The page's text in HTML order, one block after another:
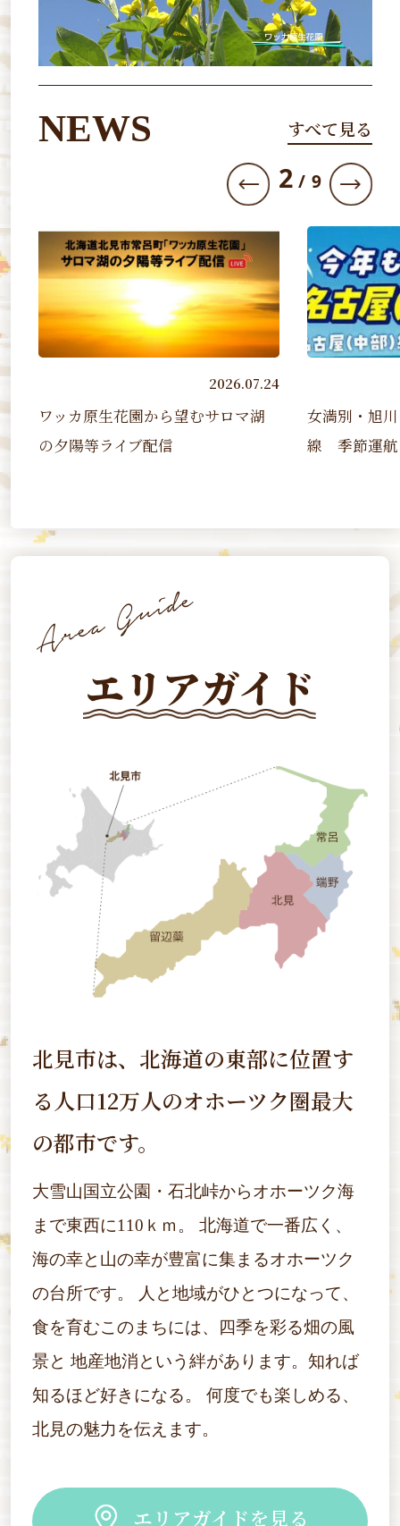
NEWS すべて見る
2026.07.07
女満別・旭川－名古屋（中部）
線 季節運航（2026 7/17~2...
第４１回
ソン
3 / 9
エリアガイド
北見市は、北海道の東部に位置す
る 人口12万人のオホーツク圏最大
の都市です。
大雪山国立公園・石北峠からオホーツク海
まで東西に110ｋｍ。 北海道で一番広く、
海の幸と山の幸が豊富に集まるオホーツク
の台所です。
人と地域がひとつになって、
食を育むこのまちには、四季を彩る畑の風
景と 地産地消という絆があります。知れば
知るほど好きになる。 何度でも楽しめる、
北見の魅力を伝えます。
エリアガイドを見る